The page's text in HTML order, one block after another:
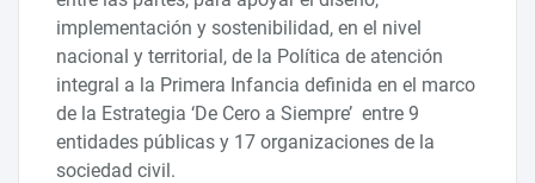
implementación y sostenibilidad, en el nivel
nacional y territorial, de la Política de atención
integral a la Primera Infancia definida en el marco
de la Estrategia ‘De Cero a Siempre’ entre 9
entidades públicas y 17 organizaciones de la
sociedad civil.